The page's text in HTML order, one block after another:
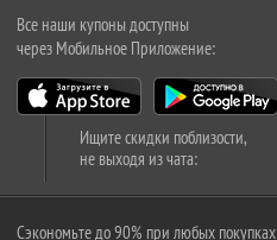
Все наши купоны доступны
через Мобильное Приложение:
Ищите скидки поблизости,
не выходя из чата:
Сэкономьте до 90% при любых покупках